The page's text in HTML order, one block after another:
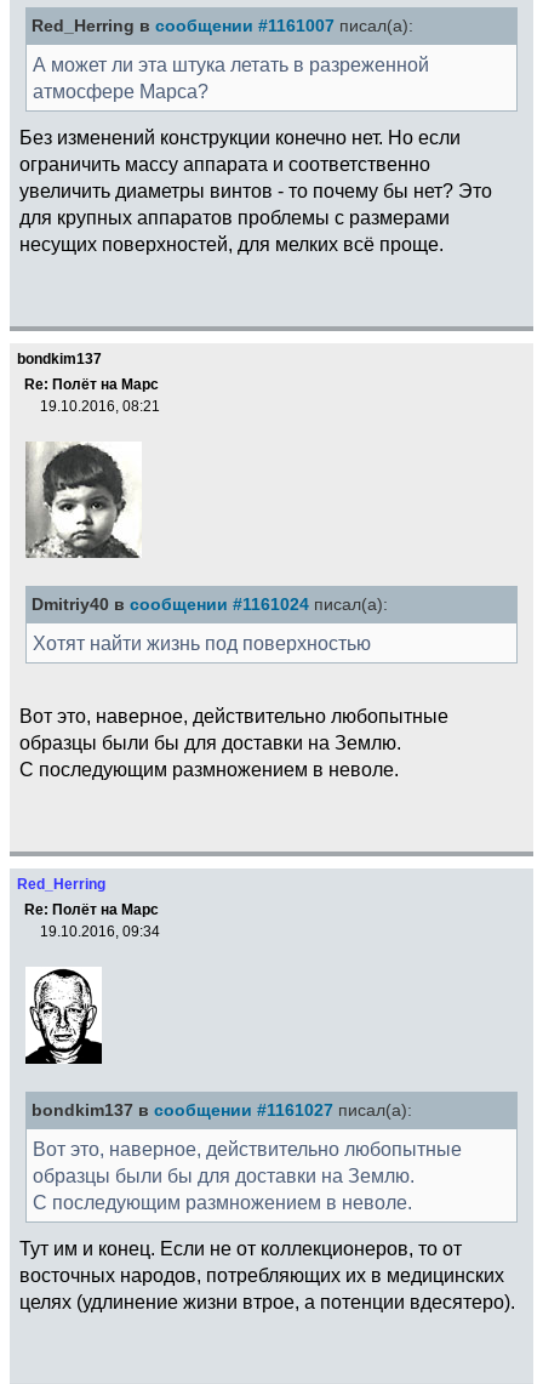
Red_Herring в сообщении #1161007 писал(а):
А может ли эта штука летать в разреженной
атмосфере Марса?
Без изменений конструкции конечно нет. Но если
ограничить массу аппарата и соответственно
увеличить диаметры винтов - то почему бы нет? Это
для крупных аппаратов проблемы с размерами
несущих поверхностей, для мелких всё проще.
bondkim137
Re: Полёт на Марс
19.10.2016, 08:21
Dmitriy40 в сообщении #1161024 писал(а):
Хотят найти жизнь под поверхностью
Вот это, наверное, действительно любопытные
образцы были бы для доставки на Землю.
С последующим размножением в неволе.
Red_Herring
Re: Полёт на Марс
19.10.2016, 09:34
bondkim137 в сообщении #1161027 писал(а):
Вот это, наверное, действительно любопытные
образцы были бы для доставки на Землю.
С последующим размножением в неволе.
Тут им и конец. Если не от коллекционеров, то от
восточных народов, потребляющих их в медицинских
целях (удлинение жизни втрое, а потенции вдесятеро).